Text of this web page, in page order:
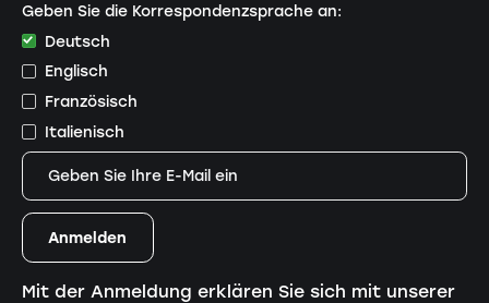
Geben Sie die Korrespondenzsprache an:
Deutsch
Englisch
Französisch
Italienisch
Mit der Anmeldung erklären Sie sich mit unserer